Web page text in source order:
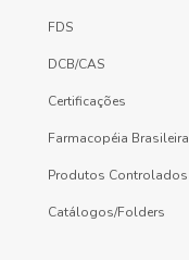
FDS
DCB/CAS
Certificações
Farmacopéia Brasileira
Produtos Controlados
Catálogos/Folders